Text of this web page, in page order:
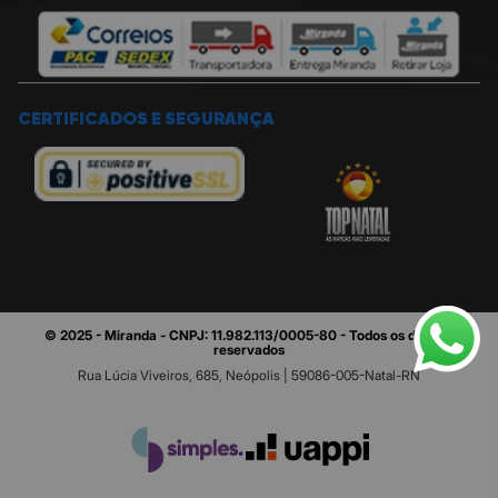
CERTIFICADOS E SEGURANÇA
© 2025 - Miranda - CNPJ: 11.982.113/0005-80 - Todos os direitos
reservados
Rua Lúcia Viveiros, 685, Neópolis | 59086-005-Natal-RN